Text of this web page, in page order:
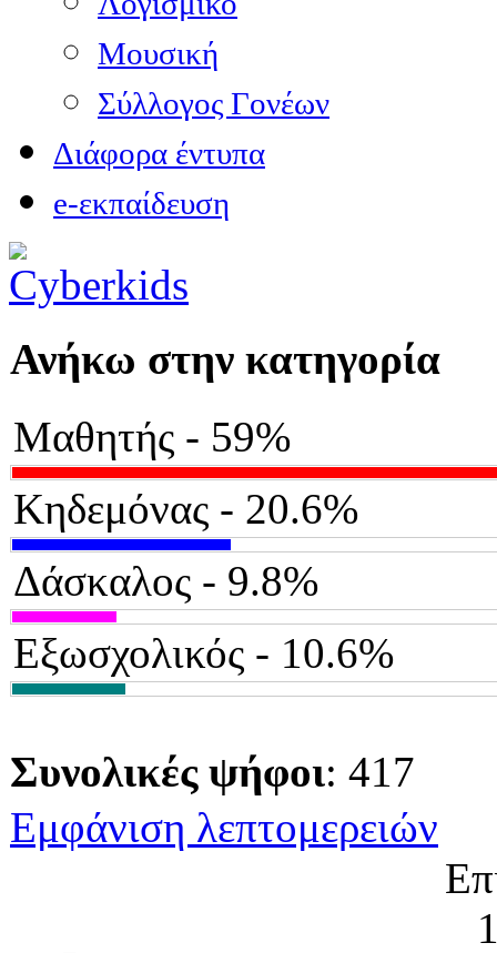
Μουσική
Σύλλογος Γονέων
Διάφορα έντυπα
e-εκπαίδευση
Ανήκω στην κατηγορία
Μαθητής - 59%
Κηδεμόνας - 20.6%
Δάσκαλος - 9.8%
Εξωσχολικός - 10.6%
Συνολικές ψήφοι: 417
Εμφάνιση λεπτομερειών